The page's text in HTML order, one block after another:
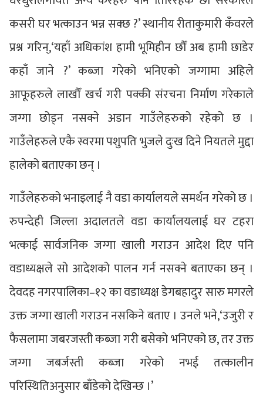
कसरी घर भत्काउन भन्न सक्छ ?’ स्थानीय रीताकुमारी कँवरले
प्रश्न गरिन्,‘यहाँ अधिकांश हामी भूमिहीन छौँ अब हामी छाडेर
कहाँ जाने ?’ कब्जा गरेको भनिएको जग्गामा अहिले
आफूहरुले लाखौँ खर्च गरी पक्की संरचना निर्माण गरेकाले
जग्गा छोड्न नसक्ने अडान गाउँलेहरुको रहेको छ ।
गाउँलेहरुले एकै स्वरमा पशुपति भुजले दुःख दिने नियतले मुद्दा
हालेको बताएका छन् ।
गाउँलेहरुको भनाइलाई नै वडा कार्यालयले समर्थन गरेको छ ।
रुपन्देही जिल्ला अदालतले वडा कार्यालयलाई घर टहरा
भत्काई सार्वजनिक जग्गा खाली गराउन आदेश दिए पनि
वडाध्यक्षले सो आदेशको पालन गर्न नसक्ने बताएका छन् ।
देवदह नगरपालिका–१२ का वडाध्यक्ष डेगबहादुर सारु मगरले
उक्त जग्गा खाली गराउन नसकिने बताए । उनले भने,‘उजुरी र
फैसलामा जबरजस्ती कब्जा गरी बसेको भनिएको छ, तर उक्त
जग्गा जबर्जस्ती कब्जा गरेको नभई तत्कालीन
परिस्थितिअनुसार बाँडेको देखिन्छ ।’